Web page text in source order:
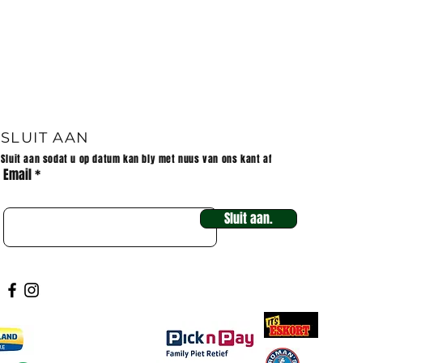
SLUIT AAN
Sluit aan sodat u op datum kan bly met nuus van ons kant af
Email
Sluit aan.